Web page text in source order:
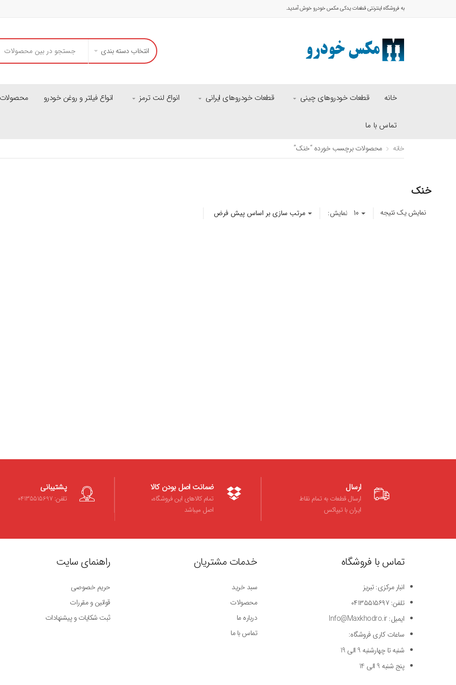
به فروشگاه اینترنتی قطعات یدکی مکس خودرو خوش آمدید.
انتخاب دسته بندی
خانه قطعات خودروهای چینی قطعات خودروهای ایرانی انواع لنت ترمز انواع فیلتر و روغن خودرو محصولات
تماس با ما
خانه محصولات برچسب خورده “خنک”
خنک
نمایش یک نتیجه نمایش:
پشتیبانی
تلفن: 04135515697
ضمانت اصل بودن کالا
تمام کالاهای این فروشگاه،
اصل میباشد
ارسال
ارسال قطعات به تمام نقاط
ایران با تیپاکس
راهنمای سایت
حریم خصوصی
قوانین و مقررات
ثبت شکایات و پیشنهادات
خدمات مشتریان
سبد خرید
محصولات
درباره ما
تماس با ما
تماس با فروشگاه
انبار مرکزی: تبریز
تلفن: ۰۴۱۳۵۵۱۵۶۹۷
ایمیل: Info@Maxkhodro.ir
ساعات کاری فروشگاه:
شنبه تا چهارشنبه 9 الی 19
پنج شنبه 9 الی 14